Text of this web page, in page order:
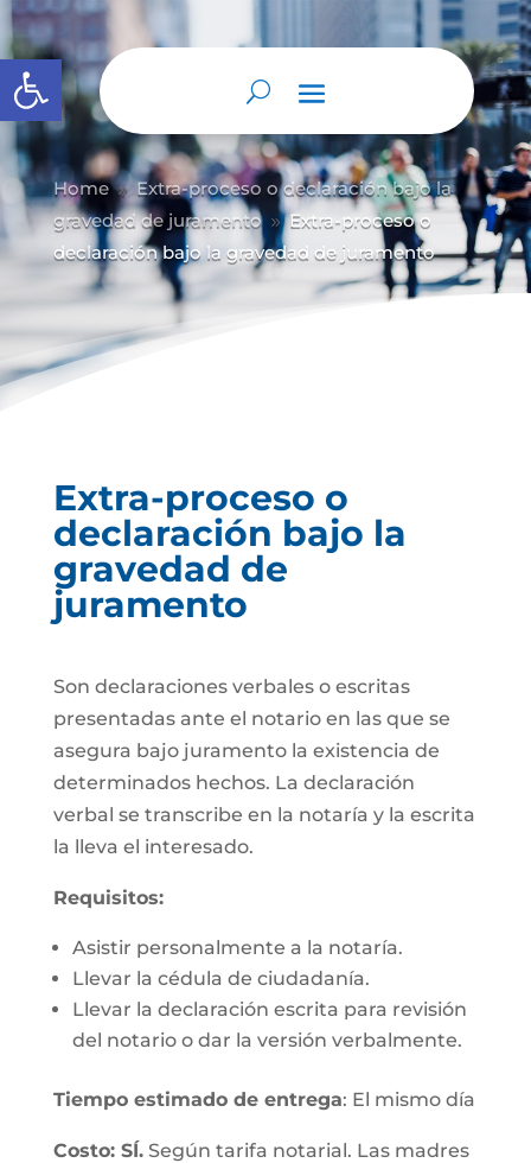
Abrir barra de herramientas
Home 9 Extra-proceso o declaración bajo la
gravedad de juramento 9 Extra-proceso o
declaración bajo la gravedad de juramento
Extra-proceso o
declaración bajo la
gravedad de
juramento
Son declaraciones verbales o escritas
presentadas ante el notario en las que se
asegura bajo juramento la existencia de
determinados hechos. La declaración
verbal se transcribe en la notaría y la escrita
la lleva el interesado.
Requisitos:
Asistir personalmente a la notaría.
Llevar la cédula de ciudadanía.
Llevar la declaración escrita para revisión
del notario o dar la versión verbalmente.
Tiempo estimado de entrega: El mismo día
Costo: SÍ.Según tarifa notarial. Las madres